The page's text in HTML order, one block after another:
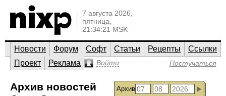
7 августа 2026,
пятница,
21:34:21 MSK
Новости Форум Софт Статьи Рецепты
Ссылки
Проект
Реклама Войти Постучаться
Архив
Архив новостей